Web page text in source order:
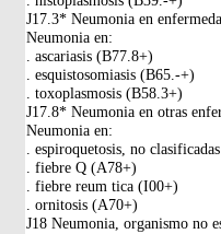
J17.3* Neumonia en
Neumonia en:
. ascariasis (B77.8+)
. esquistosomiasis (B65.-+)
. toxoplasmosis (B58.3+)
J17.8* Neumonia en otras
Neumonia en:
. espiroquetosis, no
. fiebre Q (A78+)
. fiebre reum tica (I00+)
. ornitosis (A70+)
J18 Neumonia, organismo no